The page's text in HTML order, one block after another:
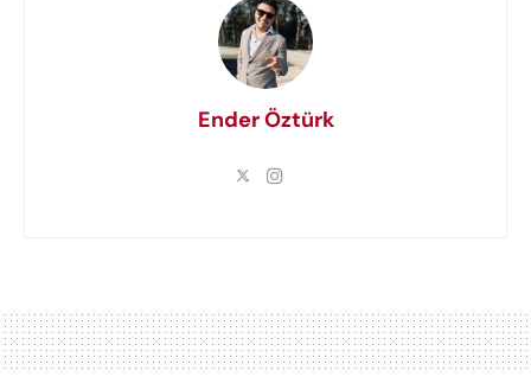
Ender Öztürk